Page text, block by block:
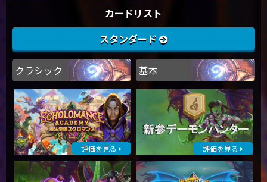
カードリスト
スタンダード
クラシック 基本
評価を見る 評価を見る